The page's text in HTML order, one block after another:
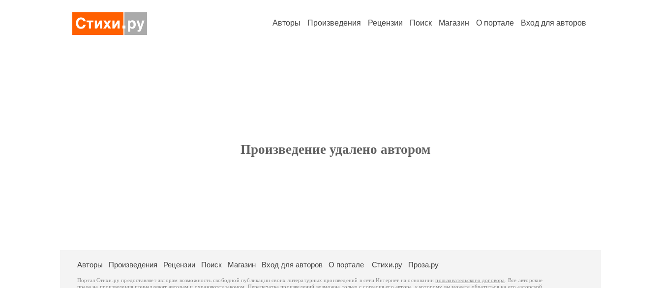
Авторы Произведения Рецензии Поиск Магазин О портале Вход для авторов
Произведение удалено автором
Авторы Произведения Рецензии Поиск Магазин Вход для авторов О портале Стихи.ру Проза.ру
Портал Стихи.ру предоставляет авторам возможность свободной публикации своих литературных произведений в сети Интернет на основаниипользовательского договора
. Все авторские
права на произведения принадлежат авторам и охраняются законом . Перепечатка произведений возможна только с согласия его автора, к которому вы можете обратиться на его авторской